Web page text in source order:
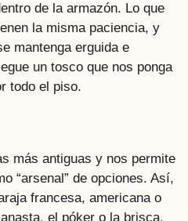
de la armazón. Lo que
la misma paciencia, y
mantenga erguida e
un tosco que nos ponga
todo el piso.
más antiguas y nos permite
“arsenal” de opciones. Así,
francesa, americana o
el póker o la brisca,